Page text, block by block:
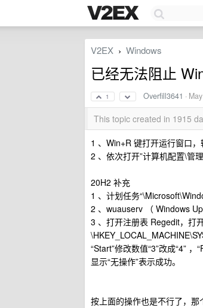
V2EX › Windows
已经无法阻止
1 Overfill3641 ·
This topic created in 1915
1 、Win+R 键打开运行窗口
2 、依次打开”计算机配置\管
20H2 补充
1 、计划任务
2 、wuauserv （ Windows
3 、打开注册表 Regedit，打
“Start”修改数值“3”改成“4”
显示“无操作”表示成功。
按上面的操作也是不行了，那